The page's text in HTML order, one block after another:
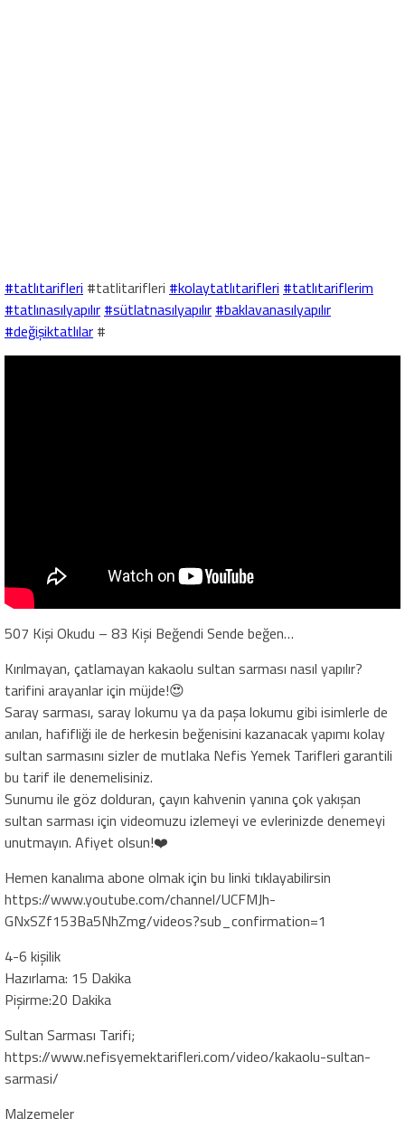
#tatlıtarifleri #tatlitarifleri #kolaytatlıtarifleri #tatlıtariflerim
#tatlınasılyapılır #sütlatnasılyapılır #baklavanasılyapılır
#değişiktatlılar #
507 Kişi Okudu – 83 Kişi Beğendi Sende beğen…
Kırılmayan, çatlamayan kakaolu sultan sarması nasıl yapılır?
tarifini arayanlar için müjde!😍
Saray sarması, saray lokumu ya da paşa lokumu gibi isimlerle de
anılan, hafifliği ile de herkesin beğenisini kazanacak yapımı kolay
sultan sarmasını sizler de mutlaka Nefis Yemek Tarifleri garantili
bu tarif ile denemelisiniz.
Sunumu ile göz dolduran, çayın kahvenin yanına çok yakışan
sultan sarması için videomuzu izlemeyi ve evlerinizde denemeyi
unutmayın. Afiyet olsun!❤️
Hemen kanalıma abone olmak için bu linki tıklayabilirsin
https://www.youtube.com/channel/UCFMJh-
GNxSZf153Ba5NhZmg/videos?sub_confirmation=1
4-6 kişilik
Hazırlama: 15 Dakika
Pişirme:20 Dakika
Sultan Sarması Tarifi;
https://www.nefisyemektarifleri.com/video/kakaolu-sultan-
sarmasi/
Malzemeler